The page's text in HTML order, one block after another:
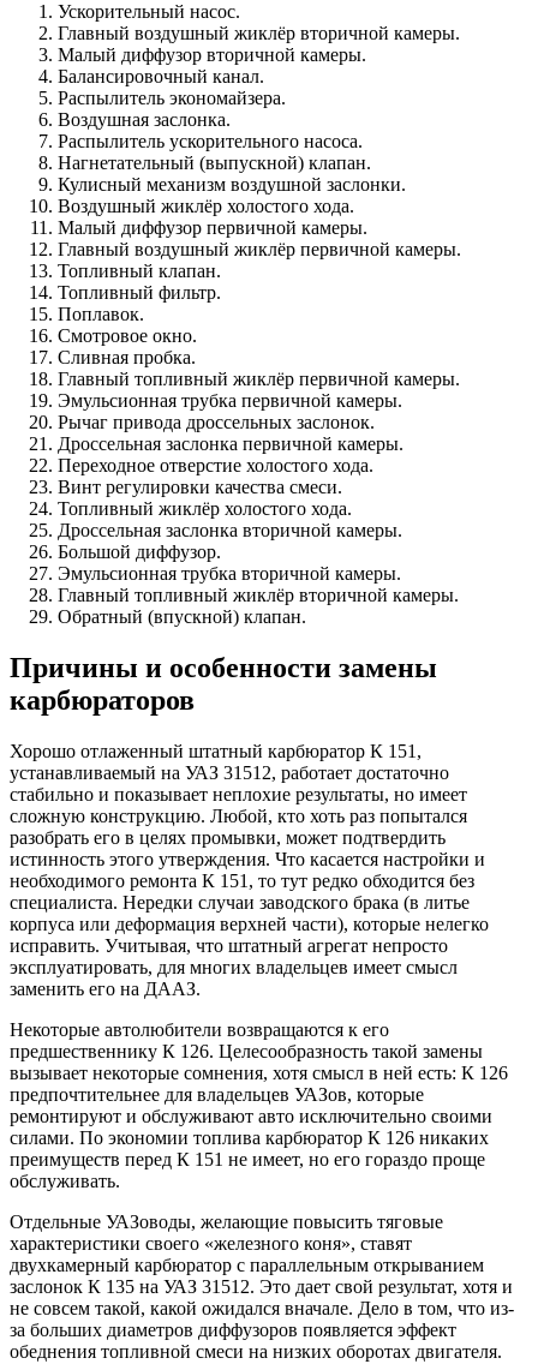
Ускорительный насос.
Главный воздушный жиклёр вторичной камеры.
Малый диффузор вторичной камеры.
Балансировочный канал.
Распылитель экономайзера.
Воздушная заслонка.
Распылитель ускорительного насоса.
Нагнетательный (выпускной) клапан.
Кулисный механизм воздушной заслонки.
Воздушный жиклёр холостого хода.
Малый диффузор первичной камеры.
Главный воздушный жиклёр первичной камеры.
Топливный клапан.
Топливный фильтр.
Поплавок.
Смотровое окно.
Сливная пробка.
Главный топливный жиклёр первичной камеры.
Эмульсионная трубка первичной камеры.
Рычаг привода дроссельных заслонок.
Дроссельная заслонка первичной камеры.
Переходное отверстие холостого хода.
Винт регулировки качества смеси.
Топливный жиклёр холостого хода.
Дроссельная заслонка вторичной камеры.
Большой диффузор.
Эмульсионная трубка вторичной камеры.
Главный топливный жиклёр вторичной камеры.
Обратный (впускной) клапан.
Причины и особенности замены
карбюраторов
Хорошо отлаженный штатный карбюратор К 151,
устанавливаемый на УАЗ 31512, работает достаточно
стабильно и показывает неплохие результаты, но имеет
сложную конструкцию. Любой, кто хоть раз попытался
разобрать его в целях промывки, может подтвердить
истинность этого утверждения. Что касается настройки и
необходимого ремонта К 151, то тут редко обходится без
специалиста. Нередки случаи заводского брака (в литье
корпуса или деформация верхней части), которые нелегко
исправить. Учитывая, что штатный агрегат непросто
эксплуатировать, для многих владельцев имеет смысл
заменить его на ДААЗ.
Некоторые автолюбители возвращаются к его
предшественнику К 126. Целесообразность такой замены
вызывает некоторые сомнения, хотя смысл в ней есть: К 126
предпочтительнее для владельцев УАЗов, которые
ремонтируют и обслуживают авто исключительно своими
силами. По экономии топлива карбюратор К 126 никаких
преимуществ перед К 151 не имеет, но его гораздо проще
обслуживать.
Отдельные УАЗоводы, желающие повысить тяговые
характеристики своего «железного коня», ставят
двухкамерный карбюратор с параллельным открыванием
заслонок К 135 на УАЗ 31512. Это дает свой результат, хотя и
не совсем такой, какой ожидался вначале. Дело в том, что из-
за больших диаметров диффузоров появляется эффект
обеднения топливной смеси на низких оборотах двигателя.